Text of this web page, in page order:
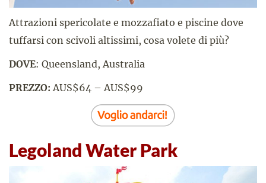
Attrazioni spericolate e mozzafiato e piscine dove
tuffarsi con scivoli altissimi, cosa volete di più?
DOVE: Queensland, Australia
PREZZO: AUS$64 – AUS$99
Legoland Water Park